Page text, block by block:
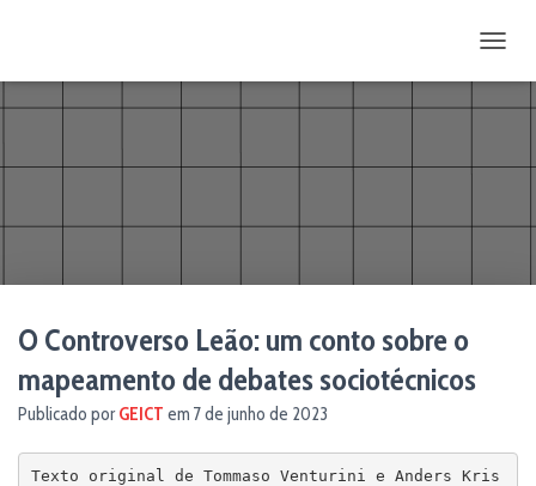
O Controverso Leão: um conto sobre o
mapeamento de debates sociotécnicos
Publicado porGEICT em 7 de junho de 2023
Texto original de Tommaso Venturini e Anders Kris